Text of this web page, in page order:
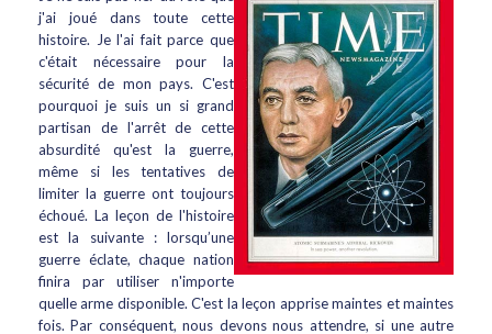
j'ai joué dans toute cette
histoire. Je l'ai fait parce que
c'était nécessaire pour la
sécurité de mon pays. C'est
pourquoi je suis un si grand
partisan de l'arrêt de cette
absurdité qu'est la guerre,
même si les tentatives de
limiter la guerre ont toujours
échoué. La leçon de l'histoire
est la suivante : lorsqu’une
guerre éclate, chaque nation
finira par utiliser n'importe
quelle arme disponible. C'est la leçon apprise maintes et maintes
fois. Par conséquent, nous devons nous attendre, si une autre